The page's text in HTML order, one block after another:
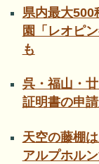
県内最大500
園「レオピ
も
呉・福山・
証明書の申
天空の藤棚
アルプホル